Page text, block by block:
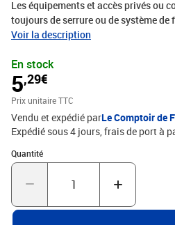
Les équipements et accès privés ou
toujours de serrure ou de système
cadenas vient en renfort sur ces
d'une malle. Ce porte-cadenas en
des vis en position fermée. Il se
tentatives de démontage. Une fois
laiton offre un point d'attache idéal
convient plus particulièrement au
portes intérieures et extérieures.
Voir la description
En stock
5,29€
Prix unitaire TTC
Vendu et expédié parLe Comptoir de
Expédié sous 4 jours, frais de port à
Quantité
Quantité : 1